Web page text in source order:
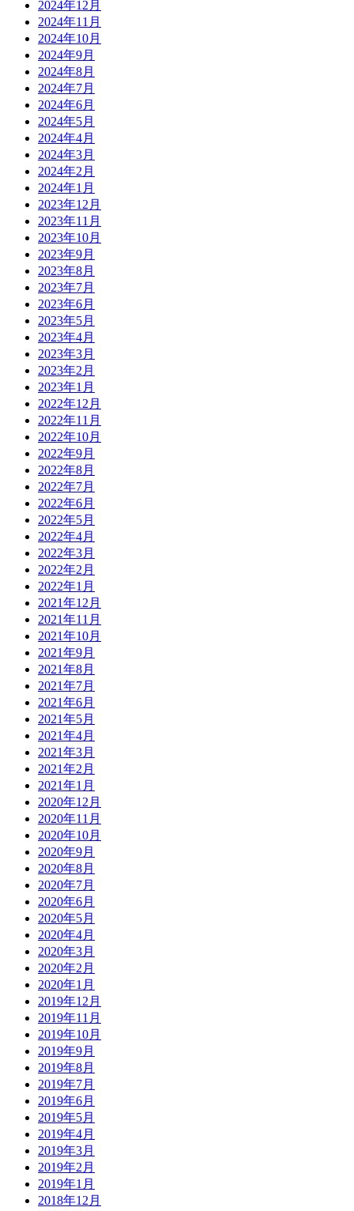
2024年12月
2024年11月
2024年10月
2024年9月
2024年8月
2024年7月
2024年6月
2024年5月
2024年4月
2024年3月
2024年2月
2024年1月
2023年12月
2023年11月
2023年10月
2023年9月
2023年8月
2023年7月
2023年6月
2023年5月
2023年4月
2023年3月
2023年2月
2023年1月
2022年12月
2022年11月
2022年10月
2022年9月
2022年8月
2022年7月
2022年6月
2022年5月
2022年4月
2022年3月
2022年2月
2022年1月
2021年12月
2021年11月
2021年10月
2021年9月
2021年8月
2021年7月
2021年6月
2021年5月
2021年4月
2021年3月
2021年2月
2021年1月
2020年12月
2020年11月
2020年10月
2020年9月
2020年8月
2020年7月
2020年6月
2020年5月
2020年4月
2020年3月
2020年2月
2020年1月
2019年12月
2019年11月
2019年10月
2019年9月
2019年8月
2019年7月
2019年6月
2019年5月
2019年4月
2019年3月
2019年2月
2019年1月
2018年12月